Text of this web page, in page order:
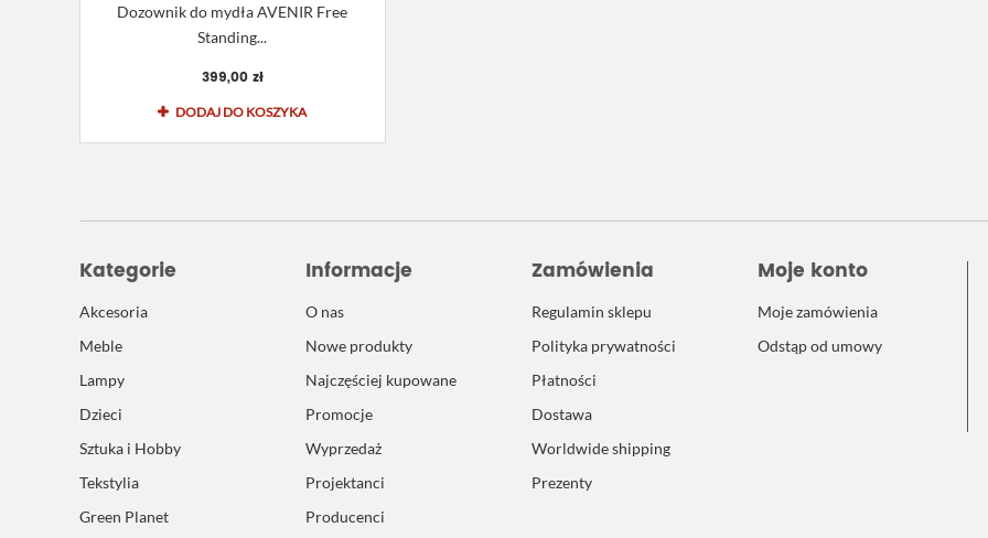
Dozownik do mydła AVENIR Free
Standing...
399,00 zł
DODAJ DO KOSZYKA
Kategorie
Akcesoria
Meble
Lampy
Dzieci
Sztuka i Hobby
Tekstylia
Green Planet
Informacje
O nas
Nowe produkty
Najczęściej kupowane
Promocje
Wyprzedaż
Projektanci
Producenci
Zamówienia
Regulamin sklepu
Polityka prywatności
Płatności
Dostawa
Worldwide shipping
Prezenty
Moje konto
Moje zamówienia
Odstąp od umowy